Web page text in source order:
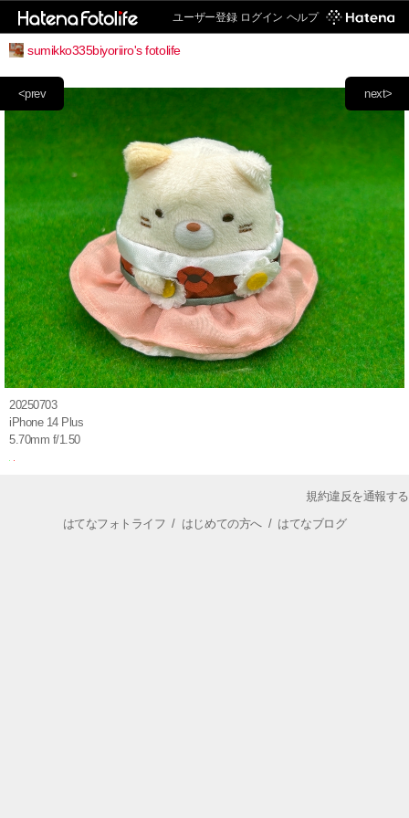
ユーザー登録 ログイン ヘルプ
sumikko335biyoriiro's fotolife
next>
<prev
20250703
iPhone 14 Plus
5.70mm f/1.50
規約違反を通報する
はてなフォトライフ / はじめての方へ/ はてなブログ